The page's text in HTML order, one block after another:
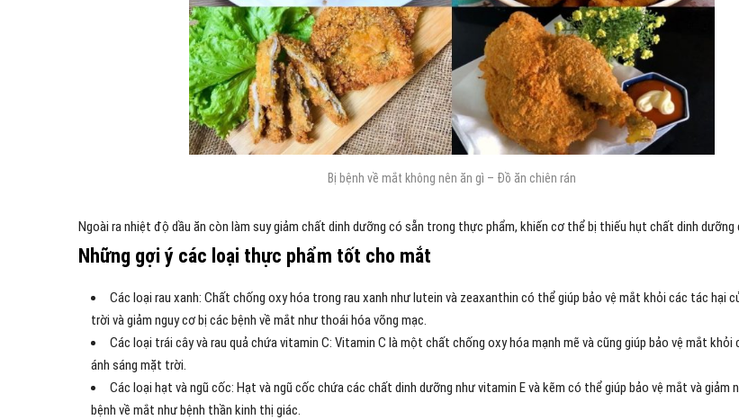
Bị bệnh về mắt không nên ăn gì – Đồ ăn chiên rán
Ngoài ra nhiệt độ dầu ăn còn làm suy giảm chất dinh dưỡng có sẵn trong thực phẩm, khiến cơ thể bị thiếu hụt chất dinh
Những gợi ý các loại thực phẩm tốt cho mắt
Các loại rau xanh: Chất chống oxy hóa trong rau xanh như lutein và zeaxanthin có thể giúp bảo vệ mắt khỏi các tác hại
trời và giảm nguy cơ bị các bệnh về mắt như thoái hóa võng mạc.
Các loại trái cây và rau quả chứa vitamin C: Vitamin C là một chất chống oxy hóa mạnh mẽ và cũng giúp bảo vệ mắt khỏi
ánh sáng mặt trời.
Các loại hạt và ngũ cốc: Hạt và ngũ cốc chứa các chất dinh dưỡng như vitamin E và kẽm có thể giúp bảo vệ mắt và giảm
bệnh về mắt như bệnh thần kinh thị giác.